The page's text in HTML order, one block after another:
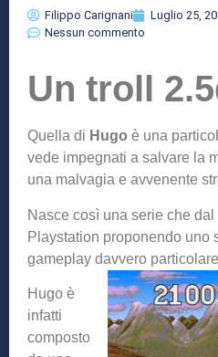
Filippo Carignani Luglio 25,
Nessun commento
Un troll
Quella di Hugo è una
vede impegnati a salvare la
una malvagia e avvenente
Nasce così una serie che
Playstation proponendo uno
gameplay davvero
Hugo è
infatti
composto